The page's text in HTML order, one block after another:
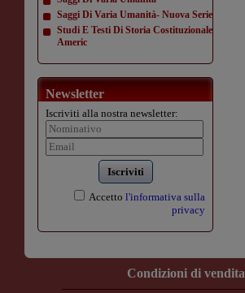
Saggi Di Varia Umanità- Nuova Serie
Studi E Testi Di Storia Costituzionale
Americ
Newsletter
Iscriviti alla nostra newsletter:
Iscriviti
Accetto l'informativa sulla
privacy
Condizioni di vendita